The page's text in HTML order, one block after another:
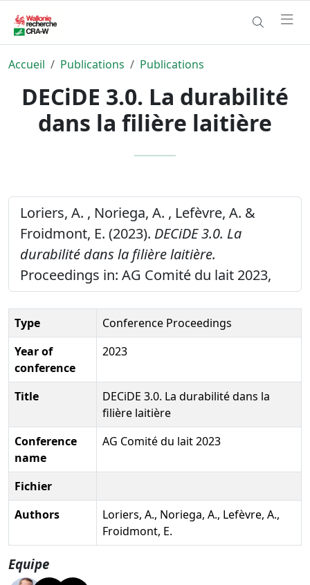
Accueil Publications Publications
DECiDE 3.0. La durabilité
dans la filière laitière
Loriers, A. , Noriega, A. , Lefèvre, A. &
Froidmont, E. (2023). DECiDE 3.0. La
durabilité dans la filière laitière.
Proceedings in: AG Comité du lait 2023,
Type
Conference Proceedings
Year of
conference
2023
Title
DECiDE 3.0. La durabilité dans la
filière laitière
Conference
name
AG Comité du lait 2023
Fichier
Authors
Loriers, A., Noriega, A., Lefèvre, A.,
Froidmont, E.
Equipe